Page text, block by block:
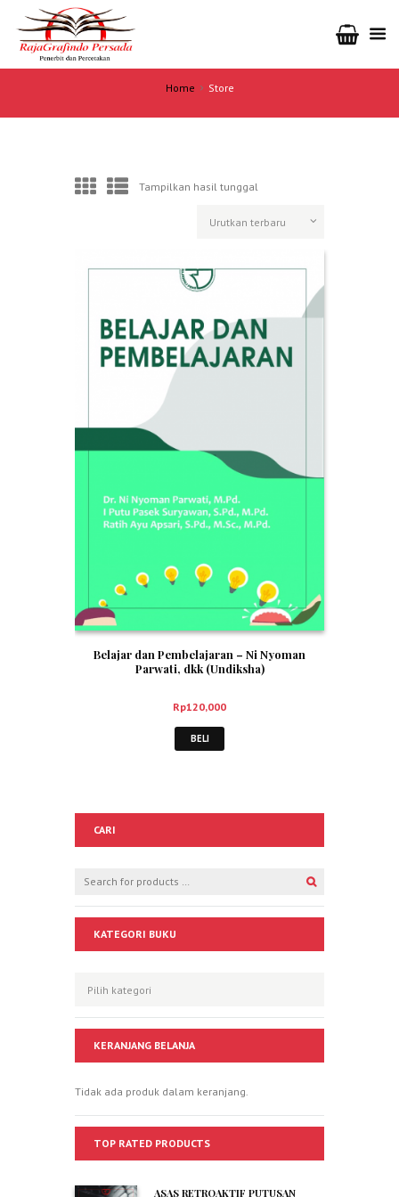
Home Store
Tampilkan hasil tunggal
Belajar dan Pembelajaran – Ni Nyoman
Parwati, dkk (Undiksha)
Rp120,000
BELI
CARI
KATEGORI BUKU
KERANJANG BELANJA
Tidak ada produk dalam keranjang.
TOP RATED PRODUCTS
ASAS RETROAKTIF PUTUSAN